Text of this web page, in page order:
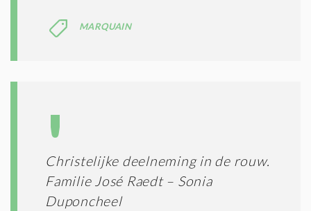
MARQUAIN
Christelijke deelneming in de rouw.
Familie José Raedt – Sonia
Duponcheel